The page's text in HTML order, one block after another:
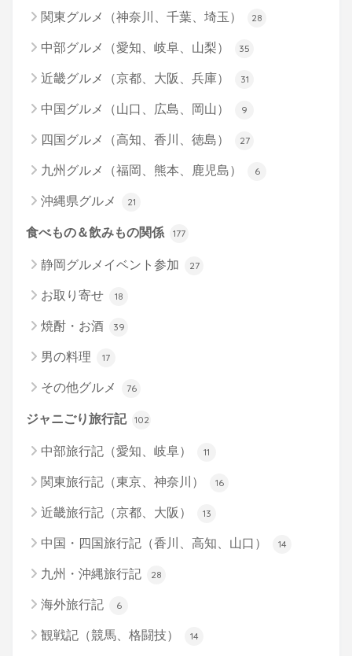
関東グルメ（神奈川、千葉、埼玉） 28
中部グルメ（愛知、岐阜、山梨） 35
近畿グルメ（京都、大阪、兵庫） 31
中国グルメ（山口、広島、岡山） 9
四国グルメ（高知、香川、徳島） 27
九州グルメ（福岡、熊本、鹿児島） 6
沖縄県グルメ 21
食べもの＆飲みもの関係 177
静岡グルメイベント参加 27
お取り寄せ 18
焼酎・お酒 39
男の料理 17
その他グルメ 76
ジャニごり旅行記 102
中部旅行記（愛知、岐阜） 11
関東旅行記（東京、神奈川） 16
近畿旅行記（京都、大阪） 13
中国・四国旅行記（香川、高知、山口） 14
九州・沖縄旅行記 28
海外旅行記 6
観戦記（競馬、格闘技） 14